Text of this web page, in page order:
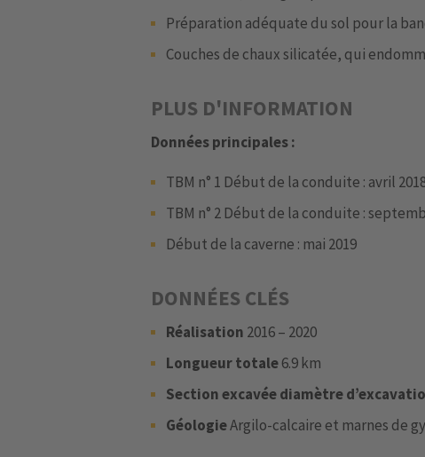
Préparation adéquate du sol pour la
Couches de chaux silicatée, qui
PLUS D'INFORMATION
Données principales :
TBM n° 1 Début de la conduite : avril
TBM n° 2 Début de la conduite :
Début de la caverne : mai 2019
DONNÉES CLÉS
Réalisation 2016 – 2020
Longueur totale6.9 km
Section excavée diamètre
GéologieArgilo-calcaire et marnes de